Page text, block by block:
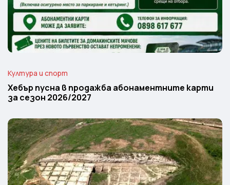
Култура и спорт
Хебър пусна в продажба абонаментните карти
за сезон 2026/2027